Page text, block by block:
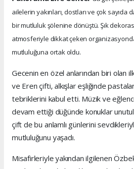
ailelerin yakınları, dostları ve çok sayıda
bir mutluluk şölenine dönüştü. Şık
atmosferiyle dikkat çeken
mutluluğuna ortak oldu.
Gecenin en özel anlarından biri olan
ve Eren çifti, alkışlar eşliğinde
tebriklerini kabul etti. Müzik ve
devam ettiği düğünde konuklar
çift de bu anlamlı günlerini
mutluluğunu yaşadı.
Misafirleriyle yakından ilgilenen